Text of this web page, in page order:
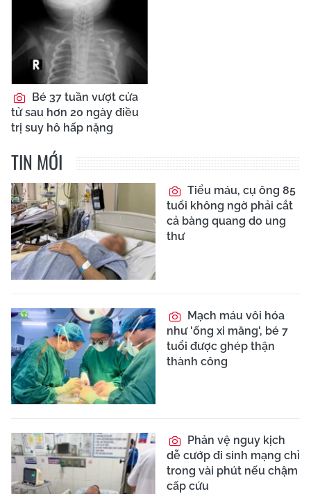
Bé 37 tuần vượt cửa
tử sau hơn 20 ngày điều
trị suy hô hấp nặng
TIN MỚI
Tiểu máu, cụ ông 85
tuổi không ngờ phải cắt
cả bàng quang do ung
thư
Mạch máu vôi hóa
như 'ống xi măng', bé 7
tuổi được ghép thận
thành công
Phản vệ nguy kịch
dễ cướp đi sinh mạng chỉ
trong vài phút nếu chậm
cấp cứu